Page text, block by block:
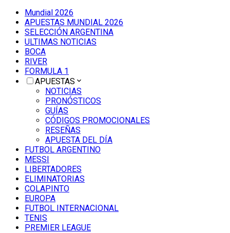
Mundial 2026
APUESTAS MUNDIAL 2026
SELECCIÓN ARGENTINA
ULTIMAS NOTICIAS
BOCA
RIVER
FORMULA 1
APUESTAS
NOTICIAS
PRONÓSTICOS
GUÍAS
CÓDIGOS PROMOCIONALES
RESEÑAS
APUESTA DEL DÍA
FUTBOL ARGENTINO
MESSI
LIBERTADORES
ELIMINATORIAS
COLAPINTO
EUROPA
FUTBOL INTERNACIONAL
TENIS
PREMIER LEAGUE